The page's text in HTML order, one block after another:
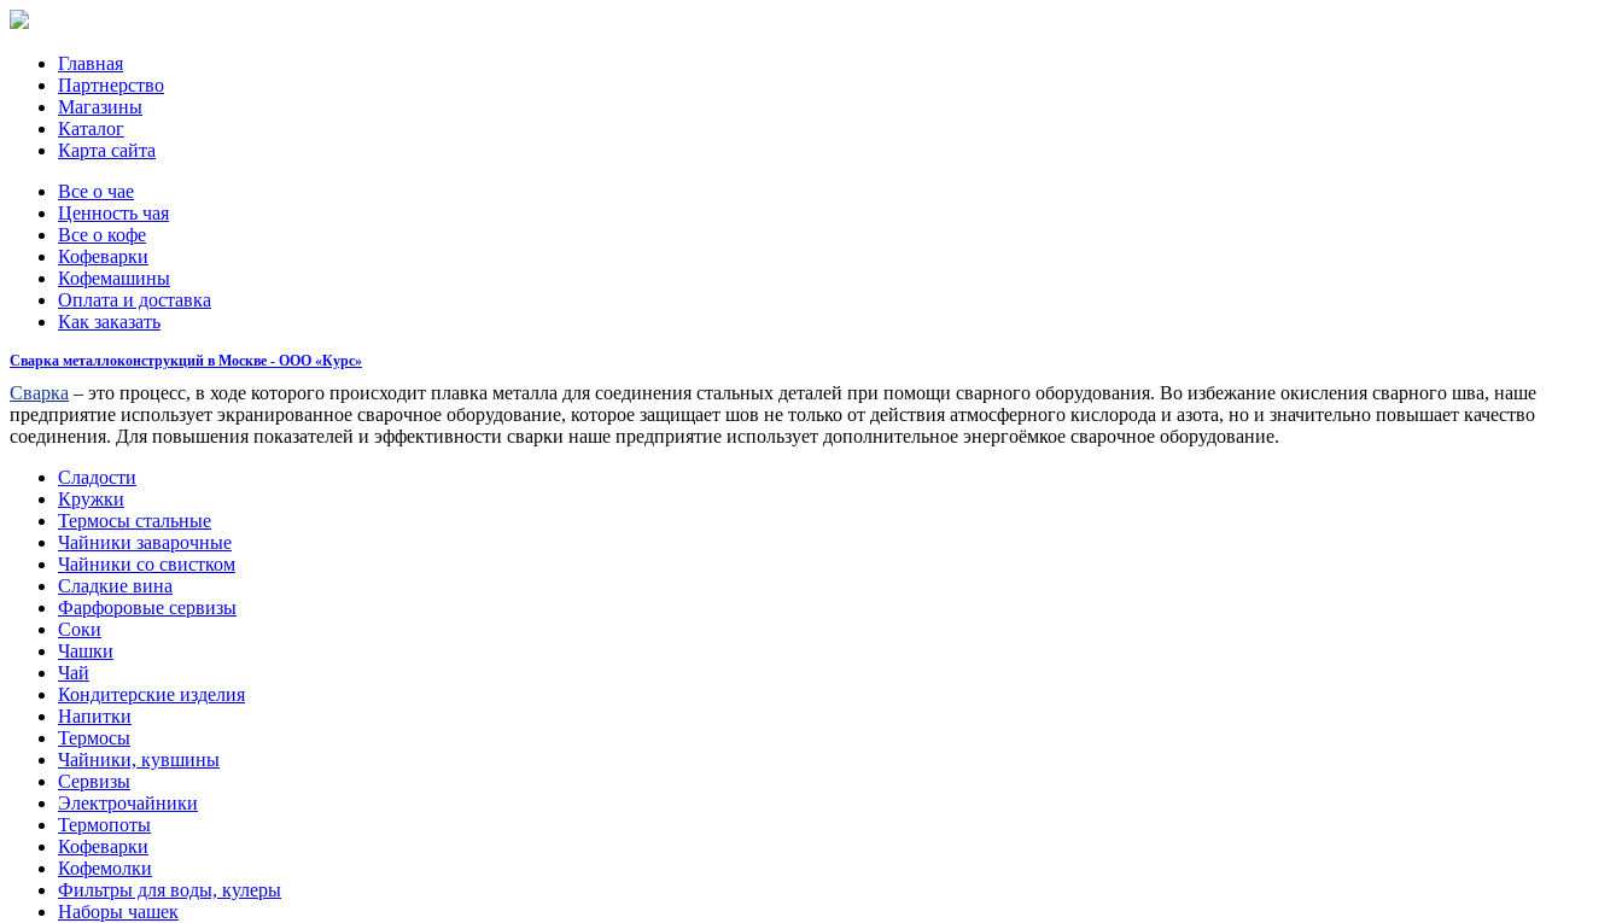
Главная
Партнерство
Магазины
Каталог
Карта сайта
Все о чае
Ценность чая
Все о кофе
Кофеварки
Кофемашины
Оплата и доставка
Как заказать
Сварка металлоконструкций в Москве - ООО «Курс»
Сварка – это процесс, в ходе которого происходит плавка металла для соединения стальных деталей при помощи сварного оборудования. Во избежание окисления сварного шва, наше
предприятие использует экранированное сварочное оборудование, которое защищает шов не только от действия атмосферного кислорода и азота, но и значительно повышает качество
соединения. Для повышения показателей и эффективности сварки наше предприятие использует дополнительное энергоёмкое сварочное оборудование.
Сладости
Кружки
Термосы стальные
Чайники заварочные
Чайники со свистком
Сладкие вина
Фарфоровые сервизы
Соки
Чашки
Чай
Кондитерские изделия
Напитки
Термосы
Чайники, кувшины
Сервизы
Электрочайники
Термопоты
Кофеварки
Кофемолки
Фильтры для воды, кулеры
Наборы чашек